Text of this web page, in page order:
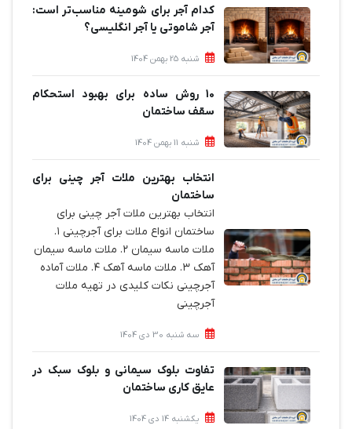
کدام آجر برای شومینه مناسب‌تر است:
آجر شاموتی یا آجر انگلیسی؟
شنبه 25 بهمن 1404
10 روش ساده برای بهبود استحکام
سقف ساختمان
شنبه 11 بهمن 1404
انتخاب بهترین ملات آجر چینی برای
ساختمان‌
انتخاب بهترین ملات آجر چینی برای
ساختمان‌ انواع ملات برای آجرچینی ۱.
ملات ماسه سیمان ۲. ملات ماسه سیمان
آهک ۳. ملات ماسه آهک ۴. ملات آماده
آجرچینی نکات کلیدی در تهیه ملات
آجرچینی
سه شنبه 30 دی 1404
تفاوت بلوک سیمانی و بلوک سبک در
عایق کاری ساختمان
یکشنبه 14 دی 1404